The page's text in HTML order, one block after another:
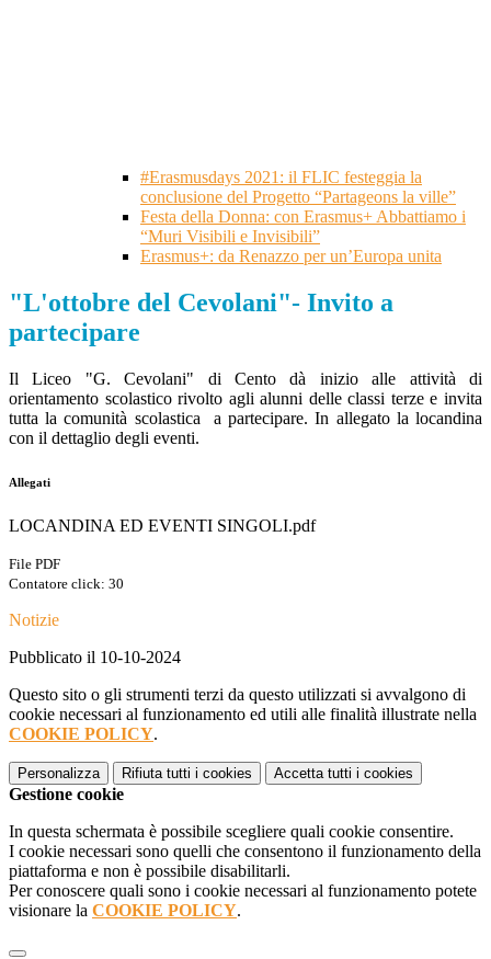
#Erasmusdays 2021: il FLIC festeggia la
conclusione del Progetto “Partageons la ville”
Festa della Donna: con Erasmus+ Abbattiamo i
“Muri Visibili e Invisibili”
Erasmus+: da Renazzo per un’Europa unita
"L'ottobre del Cevolani"- Invito a
partecipare
Il Liceo "G. Cevolani" di Cento dà inizio alle attività di
orientamento scolastico rivolto agli alunni delle classi terze e invita
tutta la comunità scolastica a partecipare. In allegato la locandina
con il dettaglio degli eventi.
Allegati
LOCANDINA ED EVENTI SINGOLI.pdf
File PDF
Contatore click: 30
Notizie
Pubblicato il 10-10-2024
Questo sito o gli strumenti terzi da questo utilizzati si avvalgono di
cookie necessari al funzionamento ed utili alle finalità illustrate nella
COOKIE POLICY.
Personalizza Rifiuta tutti i cookies Accetta tutti i cookies
Gestione cookie
In questa schermata è possibile scegliere quali cookie consentire.
I cookie necessari sono quelli che consentono il funzionamento della
piattaforma e non è possibile disabilitarli.
Per conoscere quali sono i cookie necessari al funzionamento potete
visionare la COOKIE POLICY.